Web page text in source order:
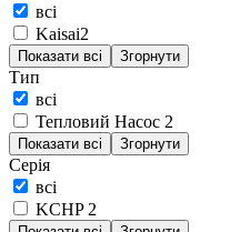
всі
Kaisai2
Показати всі Згорнути
Тип
всі
Тепловий Насос 2
Показати всі Згорнути
Серія
всі
KCHP 2